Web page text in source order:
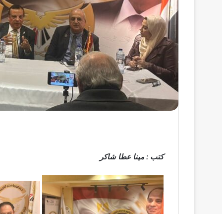
كتب : مينا عطا شاكر